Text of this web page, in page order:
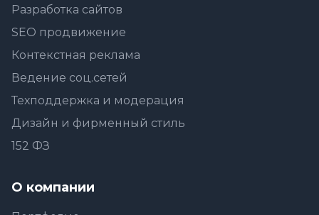
Разработка сайтов
SEO продвижение
Контекстная реклама
Ведение соц.сетей
Техподдержка и модерация
Дизайн и фирменный стиль
152 ФЗ
О компании